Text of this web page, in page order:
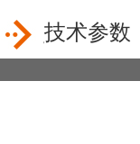
技术参数